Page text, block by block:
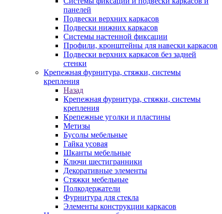
панелей
Подвески верхних каркасов
Подвески нижних каркасов
Системы настенной фиксации
Профили, кронштейны для навески каркасов
Подвески верхних каркасов без задней
стенки
Крепежная фурнитура, стяжки, системы
крепления
Назад
Крепежная фурнитура, стяжки, системы
крепления
Крепежные уголки и пластины
Метизы
Бусолы мебельные
Гайка усовая
Шканты мебельные
Ключи шестигранники
Декоративные элементы
Стяжки мебельные
Полкодержатели
Фурнитура для стекла
Элементы конструкции каркасов